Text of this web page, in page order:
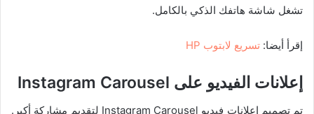
تشغل شاشة هاتفك الذكي بالكامل.
إقرأ أيضا: تسريع لابتوب HP
إعلانات الفيديو على Instagram Carousel
تم تصميم إعلانات فيديو Instagram Carousel لتقديم مشاركة أكبر.